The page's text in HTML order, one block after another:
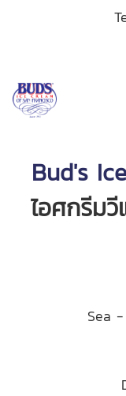
Bud's
ไอศกรีม
Sea